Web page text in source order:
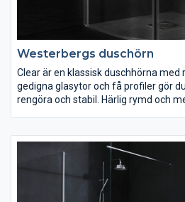
Westerbergs duschörn
Clear är en klassisk duschhörna med
gedigna glasytor och få profiler gör
rengöra och stabil. Härlig rymd och